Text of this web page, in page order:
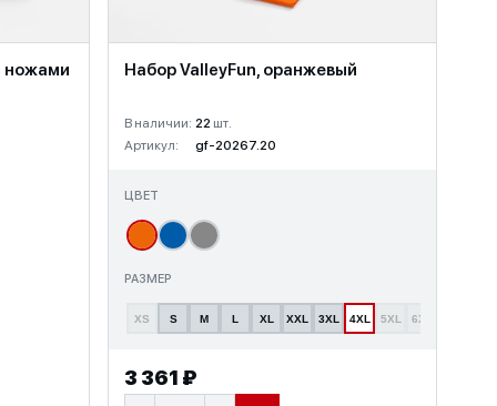
ножами Набор ValleyFun, оранжевый
В наличии: 22 шт.
Артикул:
gf-20267.20
ЦВЕТ
РАЗМЕР
XS S M L XL XXL 3XL 4XL 5XL 6XL
3 361 ₽